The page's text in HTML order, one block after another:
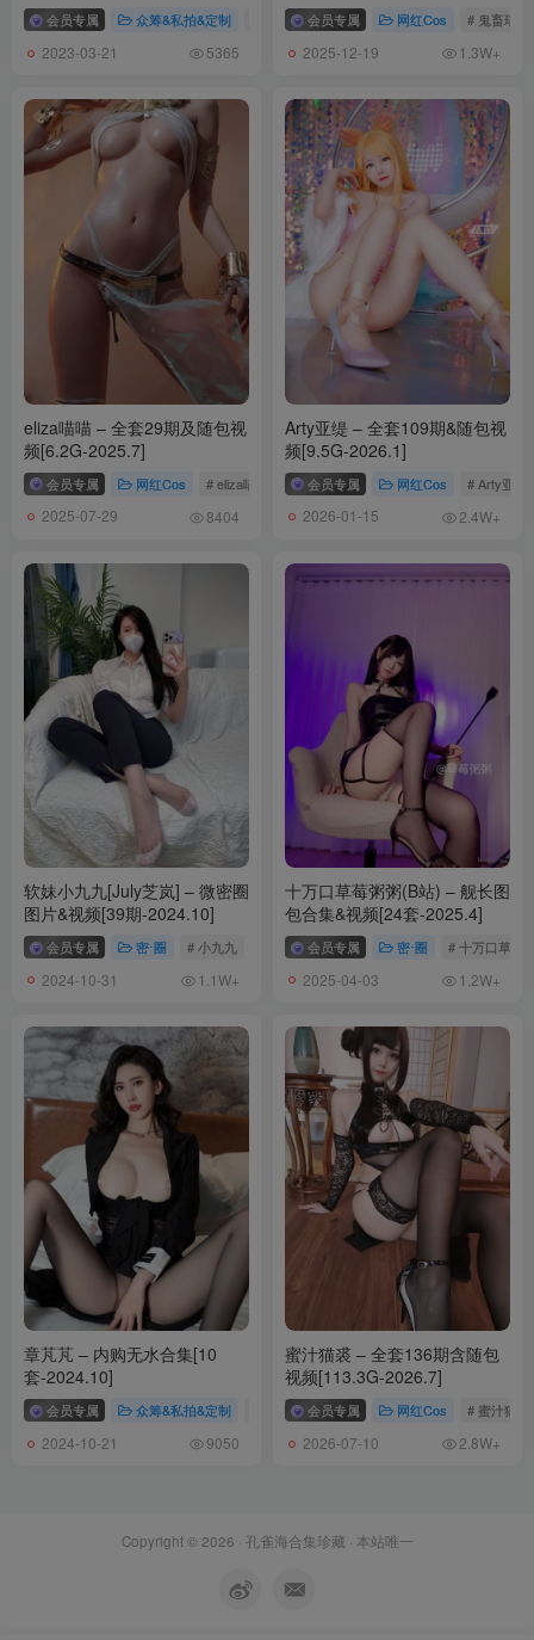
会员专属 众筹&私拍&定制 # 就是阿朱啊 # 就是阿朱啊私拍
2023-03-21 5365
会员专属 网红Cos # 鬼畜瑶在
2025-12-19 1.3W+
eliza喵喵 – 全套29期及随包视
频[6.2G-2025.7]
会员专属 网红Cos # eliza喵喵
2025-07-29 8404
Arty亚缇 – 全套109期&随包视
频[9.5G-2026.1]
会员专属 网红Cos # Arty亚缇
2026-01-15 2.4W+
软妹小九九[July芝岚] – 微密圈
图片&视频[39期-2024.10]
会员专属 密⋅圈 # 小九九 # July芝岚
2024-10-31 1.1W+
十万口草莓粥粥(B站) – 舰长图
包合集&视频[24套-2025.4]
会员专属 密⋅圈 # 十万口草莓
2025-04-03 1.2W+
章芃芃 – 内购无水合集[10
套-2024.10]
会员专属 众筹&私拍&定制 # 章芃芃 # 章芃芃内购
2024-10-21 9050
蜜汁猫裘 – 全套136期含随包
视频[113.3G-2026.7]
会员专属 网红Cos # 蜜汁猫裘
2026-07-10 2.8W+
Copyright © 2026 · 孔雀海合集珍藏 · 本站唯一